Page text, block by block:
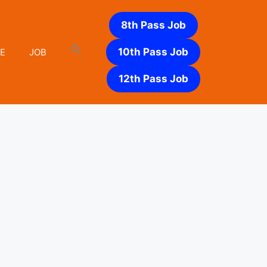
JOB
8th Pass Job
10th Pass Job
12th Pass Job